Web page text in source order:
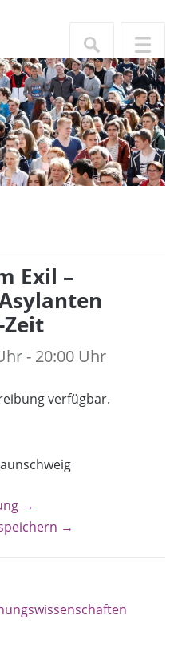
Exil –
Zeit
- 20:00 Uhr
verfügbar.
→
→